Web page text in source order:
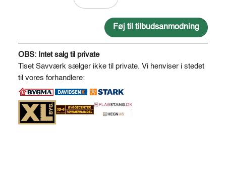
Føj til tilbudsanmodning
A
l
t
e
r
n
t
OBS: Intet salg til private
Tiset Savværk sælger ikke til private. Vi henviser i stedet
til vores forhandlere: